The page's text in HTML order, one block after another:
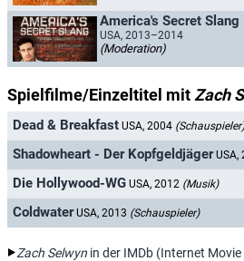
America's Secret Slang
USA, 2013–2014
(Moderation)
Spielfilme/Einzeltitel mit Zach
Dead & Breakfast USA, 2004 (Schauspieler)
Shadowheart - Der Kopfgeldjäger USA,
Die Hollywood-WG USA, 2012 (Musik)
Coldwater USA, 2013 (Schauspieler)
Zach Selwyn in der IMDb (Internet